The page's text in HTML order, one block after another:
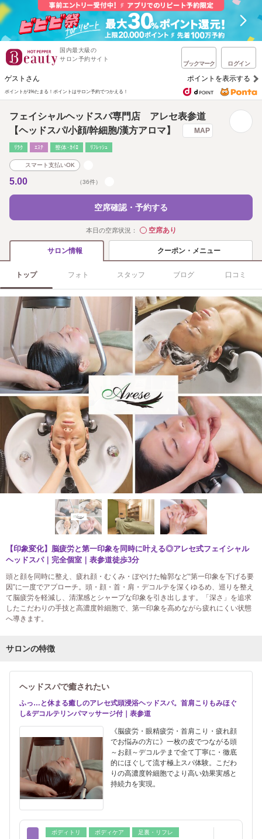
国内最大級の
サロン予約サイト
ブックマーク ログイン
ゲストさん ポイントを表示する
ポイントが1%たまる！ ポイントはサロン予約でつかえる！
フェイシャルヘッドスパ専門店 アレセ表参道
【ヘッドスパ/小顔/幹細胞/漢方アロマ】
MAP
ﾘﾗｸ ｴｽﾃ 整体･ｶｲﾛ ﾘﾌﾚｯｼｭ
スマート支払いOK
5.00 （36件）
空席確認・予約する
本日の空席状況： ◯空席あり
サロン情報 クーポン・メニュー
トップ フォト スタッフ ブログ 口コミ
【印象変化】脳疲労と第一印象を同時に叶える◎アレセ式フェイシャル
ヘッドスパ｜完全個室｜表参道徒歩3分
頭と顔を同時に整え、疲れ顔・むくみ・ぼやけた輪郭など“第一印象を下げる要
因”に一度でアプローチ。頭・顔・首・肩・デコルテを深くゆるめ、巡りを整え
て脳疲労を軽減し、清潔感とシャープな印象を引き出します。「深さ」を追求
したこだわりの手技と高濃度幹細胞で、第一印象を高めながら疲れにくい状態
へ導きます。
サロンの特徴
ヘッドスパで癒されたい
ふっ…と休まる癒しのアレセ式頭浸浴ヘッドスパ。首肩こりもみほぐ
し&デコルテリンパマッサージ付｜表参道
《脳疲労・眼精疲労・首肩こり・疲れ顔
でお悩みの方に》一枚の皮でつながる頭
～お顔～デコルテまで全て丁寧に・徹底
的にほぐして流す極上スパ体験。こだわ
りの高濃度幹細胞でより高い効果実感と
持続力を実現。
ボディトリ ボディケア
足裏・リフレ